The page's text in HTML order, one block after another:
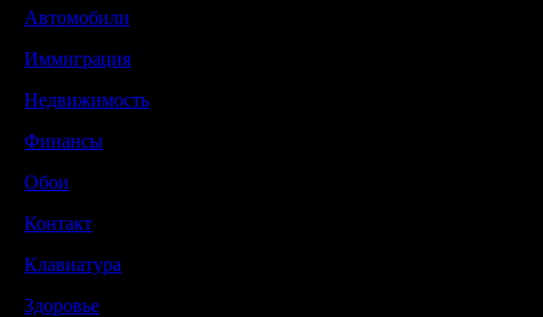
Автомобили
Иммиграция
Недвижимость
Финансы
Обои
Контакт
Клавиатура
Здоровье